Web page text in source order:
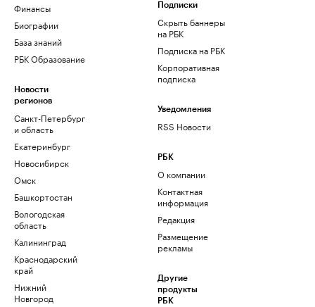
Финансы
Биографии
База знаний
РБК Образование
Новости
регионов
Санкт-Петербург
и область
Екатеринбург
Новосибирск
Омск
Башкортостан
Вологодская
область
Калининград
Краснодарский
край
Нижний
Новгород
Подписки
Скрыть баннеры
на РБК
Подписка на РБК
Корпоративная
подписка
Уведомления
RSS Новости
РБК
О компании
Контактная
информация
Редакция
Размещение
рекламы
Другие
продукты
РБК